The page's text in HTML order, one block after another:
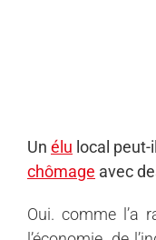
Un élu local
chômage avec
Oui. comme l’a